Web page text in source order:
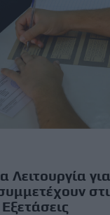
Λειτουργία